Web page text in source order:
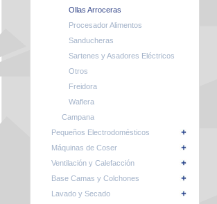
Ollas Arroceras
Procesador Alimentos
Sanducheras
Sartenes y Asadores Eléctricos
Otros
Freidora
Waflera
Campana
Pequeños Electrodomésticos
Máquinas de Coser
Ventilación y Calefacción
Base Camas y Colchones
Lavado y Secado